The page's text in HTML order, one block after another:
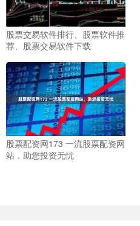
股票交易软件排行、股票软件推
荐、股票交易软件下载
股票配资网173 一流股票配资网
站，助您投资无忧